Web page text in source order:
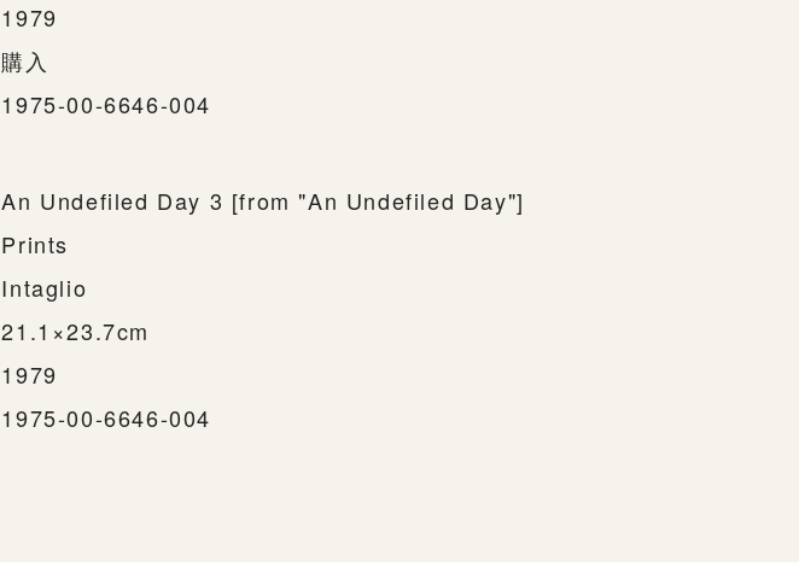
1979
購入
1975-00-6646-004
An Undefiled Day 3 [from "An Undefiled Day"]
Prints
Intaglio
21.1×23.7cm
1979
1975-00-6646-004